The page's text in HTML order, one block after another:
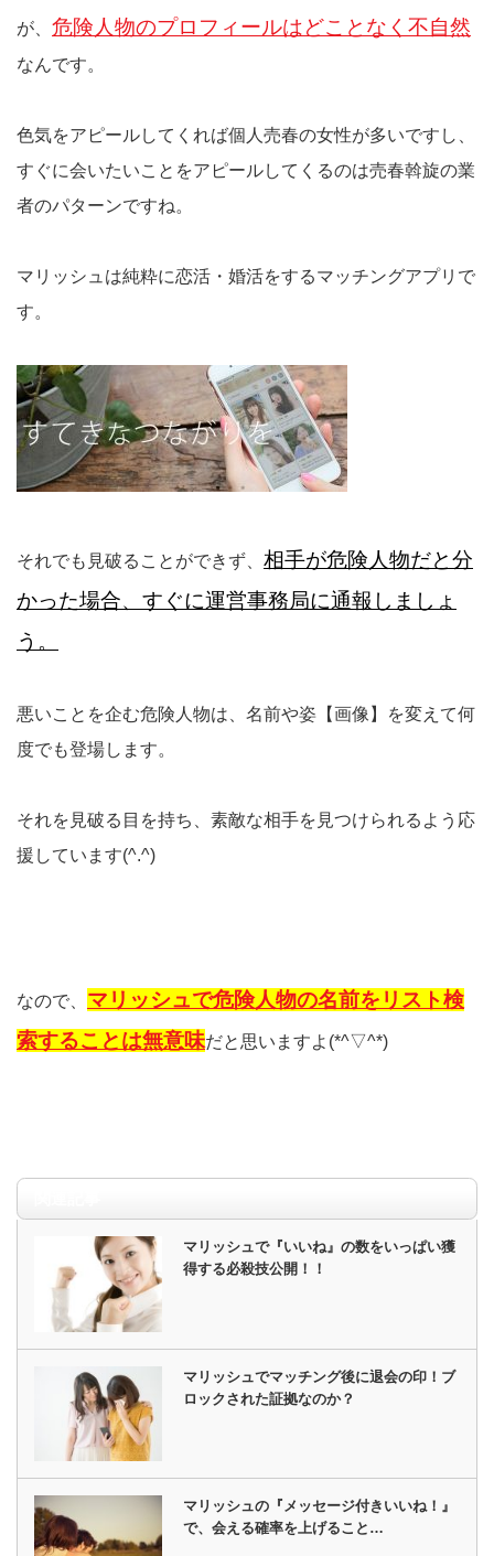
が、 危険人物のプロフィールはどことなく不自然
なんです。
色気をアピールしてくれば個人売春の女性が多いですし、
すぐに会いたいことをアピールしてくるのは売春斡旋の業
者のパターンですね。
マリッシュは純粋に恋活・婚活をするマッチングアプリで
す。
それでも見破ることができず、 相手が危険人物だと分
かった場合、すぐに運営事務局に通報しましょ
う。
悪いことを企む危険人物は、名前や姿【画像】を変えて何
度でも登場します。
それを見破る目を持ち、素敵な相手を見つけられるよう応
援しています(^.^)
なので、 マリッシュで危険人物の名前をリスト検
索することは無意味だと思いますよ(*^▽^*)
マリッシュで『いいね』の数をいっぱい獲
得する必殺技公開！！
マリッシュでマッチング後に退会の印！ブ
ロックされた証拠なのか？
マリッシュの『メッセージ付きいいね！』
で、会える確率を上げること…